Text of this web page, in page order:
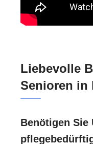
Liebevolle
Senioren in
Benötigen Sie